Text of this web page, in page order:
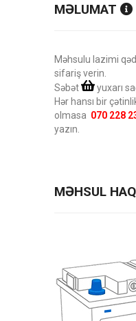
MƏLUMAT
Məhsulu lazimi
sifariş verin.
Səbət
yuxarı
Hər hansı bir
olmasa 070 228
yazın.
MƏHSUL